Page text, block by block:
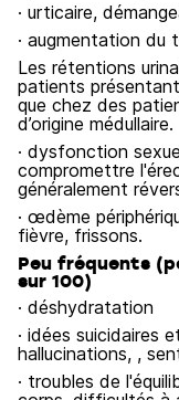
· urticaire,
· augmentation du
Les rétentions
patients
que chez des
d’origine médullaire.
· dysfonction
compromettre
généralement
· œdème
fièvre, frissons.
Peu fréquents
sur 100)
· déshydratation
· idées suicidaires
hallucinations, ,
· troubles de